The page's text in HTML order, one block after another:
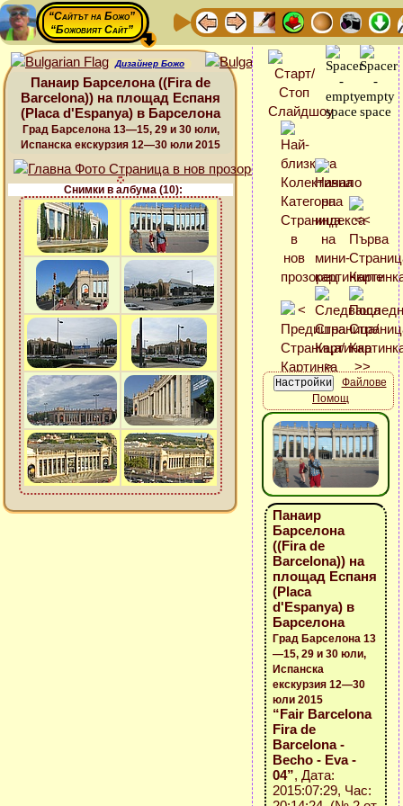
“Сайтът на Божо”
“Божовият Сайт”
Дизайнер Божо
Панаир Барселона ((Fira de
Barcelona)) на площад Еспаня
(Placa d'Espanya) в Барселона
Град Барселона 13—15, 29 и 30 юли,
Испанска екскурзия 12—30 юли 2015
Снимки в албума (10):
Файлове
Помощ
Панаир
Барселона
((Fira de
Barcelona)) на
площад Еспаня
(Placa
d'Espanya) в
Барселона
Град Барселона 13
—15, 29 и 30 юли,
Испанска
екскурзия 12—30
юли 2015
“Fair Barcelona
Fira de
Barcelona -
Becho - Eva -
04”, Дата:
2015:07:29, Час: